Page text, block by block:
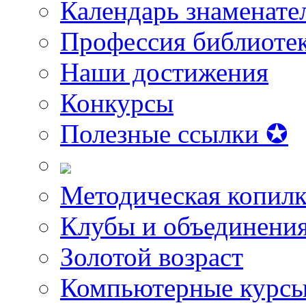
Календарь
Профессия
Наши достижения
Конкурсы
Полезные ссылки ✪
Методическая
Клубы и
Золотой возраст
Компьютерные